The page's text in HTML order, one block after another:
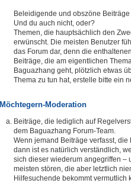
Beleidigende und obszöne
Und du auch nicht, oder?
Themen, die hauptsächlich den
erwünscht. Die meisten Benutzer
das Forum dar, denn die
Beiträge, die am eigentlichen
Baguazhang geht, plötzlich etwas
Thema zu tun hat, erstelle bitte ein
Möchtegern-Moderation
Beiträge, die lediglich auf
dem Baguazhang Forum-Team.
Wenn jemand Beiträge verfasst,
dann ist es natürlich verständlich,
sich dieser wiederum angegriffen –
meisten stören, die aber letztlich
Hilfesuchende bekommt vermutlich